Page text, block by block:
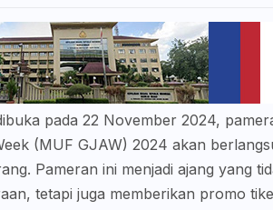
pada 22 November 2024,
(MUF GJAW) 2024 akan
Pameran ini menjadi ajang yang
tetapi juga memberikan promo